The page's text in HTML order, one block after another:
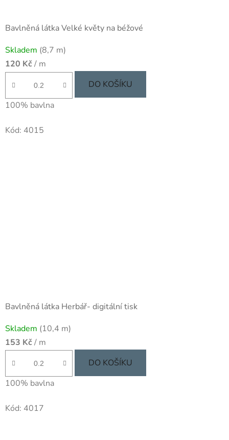
Bavlněná látka Velké květy na béžové
Skladem (8,7 m)
120 Kč/ m
DO KOŠÍKU
100% bavlna
Kód: 4015
Bavlněná látka Herbář- digitální tisk
Skladem (10,4 m)
153 Kč/ m
DO KOŠÍKU
100% bavlna
Kód: 4017